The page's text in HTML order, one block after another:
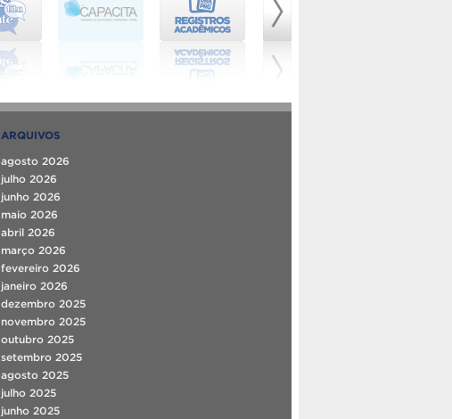
ARQUIVOS
agosto 2026
julho 2026
junho 2026
maio 2026
abril 2026
março 2026
fevereiro 2026
janeiro 2026
dezembro 2025
novembro 2025
outubro 2025
setembro 2025
agosto 2025
julho 2025
junho 2025